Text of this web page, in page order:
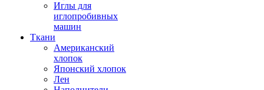
Иглы для
иглопробивных
машин
Ткани
Американский
хлопок
Японский хлопок
Лен